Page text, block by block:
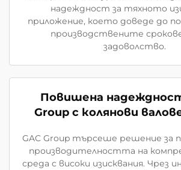
надеждност за тяхното
приложение, което доведе до
производствените
задоволство.
Повишена
Group с колянови
GAC Group търсеше решение за
производителността на
среда с високи изисквания. Чрез